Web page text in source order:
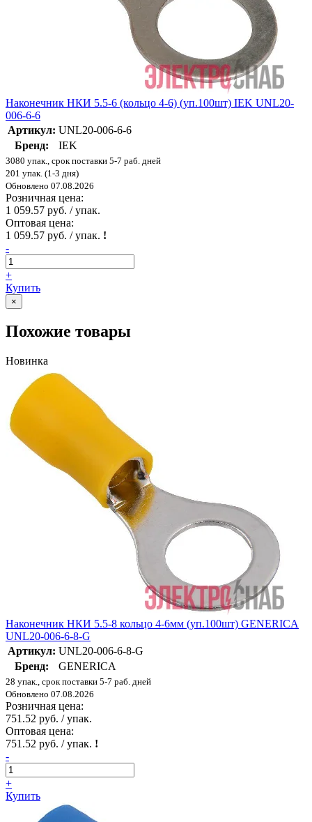
Наконечник НКИ 5.5-6 (кольцо 4-6) (уп.100шт) IEK UNL20-
006-6-6
Артикул: UNL20-006-6-6
Бренд:
IEK
3080 упак., срок поставки 5-7 раб. дней
201 упак. (1-3 дня)
Обновлено 07.08.2026
Розничная цена:
1 059.57 руб. / упак.
Оптовая цена:
1 059.57 руб. / упак. !
-
+
Купить
×
Похожие товары
Новинка
Наконечник НКИ 5.5-8 кольцо 4-6мм (уп.100шт) GENERICA
UNL20-006-6-8-G
Артикул: UNL20-006-6-8-G
Бренд:
GENERICA
28 упак., срок поставки 5-7 раб. дней
Обновлено 07.08.2026
Розничная цена:
751.52 руб. / упак.
Оптовая цена:
751.52 руб. / упак. !
-
+
Купить